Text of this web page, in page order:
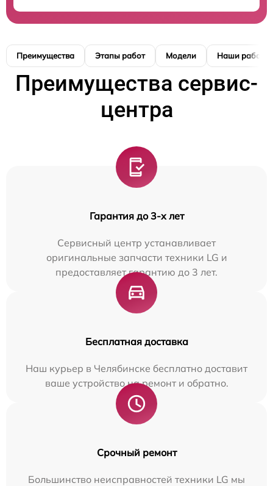
Преимущества Этапы работ Модели Наши работы
Преимущества сервис-
центра
Гарантия до 3-х лет
Сервисный центр устанавливает
оригинальные запчасти техники LG и
предоставляет гарантию до 3 лет.
Бесплатная доставка
Наш курьер в Челябинске бесплатно доставит
ваше устройство на ремонт и обратно.
Срочный ремонт
Большинство неисправностей техники LG мы